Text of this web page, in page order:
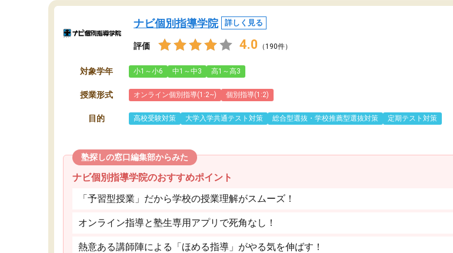
ナビ個別指導学院 詳しく見る
評価 4.0 （190件）
対象学年 小1～小6 中1～中3 高1～高3
授業形式 オンライン個別指導(1:2~) 個別指導(1:2)
目的 高校受験対策 大学入学共通テスト対策 総合型選抜・学校推薦型選抜対策 定期テスト対策
塾探しの窓口編集部からみた
ナビ個別指導学院のおすすめポイント
「予習型授業」だから学校の授業理解がスムーズ！
オンライン指導と塾生専用アプリで死角なし！
熱意ある講師陣による「ほめる指導」がやる気を伸ばす！